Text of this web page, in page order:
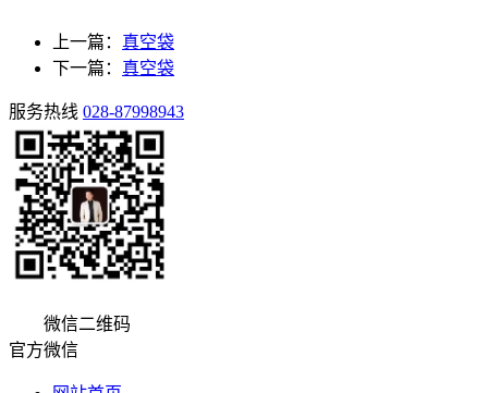
上一篇： 真空袋
下一篇： 真空袋
服务热线 028-87998943
微信二维码
官方微信